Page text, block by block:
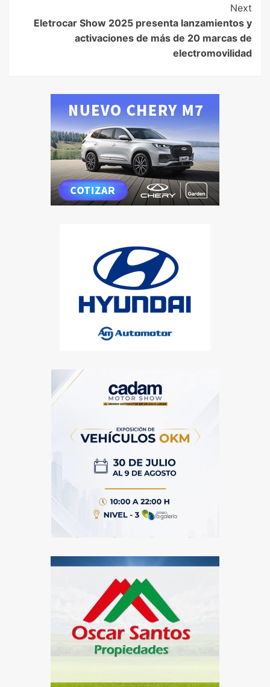
Next
Eletrocar Show 2025 presenta lanzamientos y
activaciones de más de 20 marcas de
electromovilidad